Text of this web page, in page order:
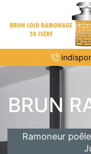
BRUN
Ramoneur